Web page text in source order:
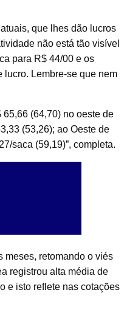
que lhes dão lucros
não está tão visível
para R$ 44/00 e os
lucro. Lembre-se que nem
(64,70) no oeste de
(53,26); ao Oeste de
saca (59,19)”, completa.
meses, retomando o viés
registrou alta média de
e isto reflete nas cotações